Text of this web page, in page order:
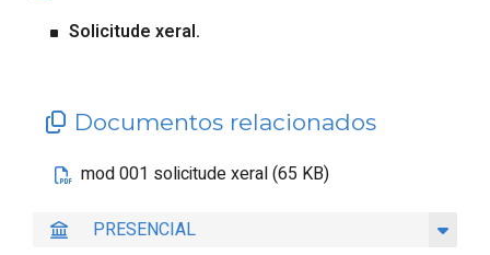
Solicitude xeral.
Documentos relacionados
mod 001 solicitude xeral (65 KB)
PRESENCIAL